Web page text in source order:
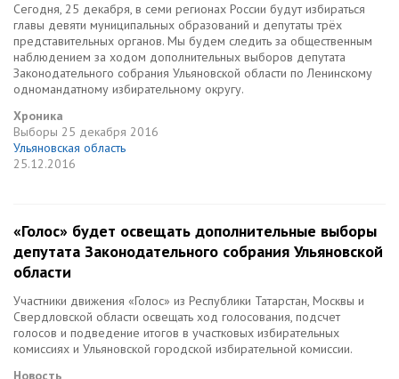
Сегодня, 25 декабря, в семи регионах России будут избираться
главы девяти муниципальных образований и депутаты трёх
представительных органов. Мы будем следить за общественным
наблюдением за ходом дополнительных выборов депутата
Законодательного собрания Ульяновской области по Ленинскому
одномандатному избирательному округу.
Хроника
Выборы 25 декабря 2016
Ульяновская область
25.12.2016
«Голос» будет освещать дополнительные выборы
депутата Законодательного cобрания Ульяновской
области
Участники движения «Голос» из Республики Татарстан, Москвы и
Свердловской области освещать ход голосования, подсчет
голосов и подведение итогов в участковых избирательных
комиссиях и Ульяновской городской избирательной комиссии.
Новость